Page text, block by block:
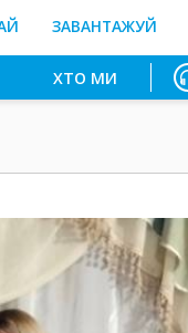
ЗАВАНТАЖУЙ
ХТО МИ